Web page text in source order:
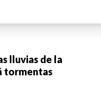
lluvias de la
tormentas